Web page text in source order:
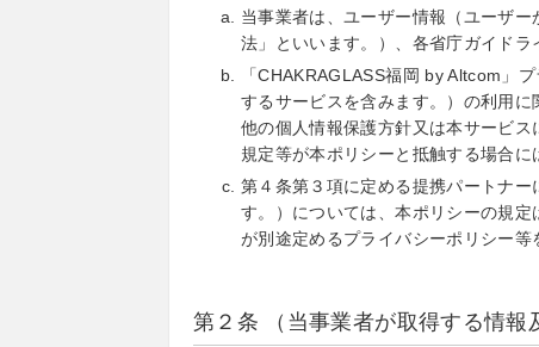
当事業者は、ユーザー情報（ユーザ
法」といいます。）、各省庁ガイドラ
「CHAKRAGLASS福岡 by Altcom」
するサービスを含みます。）の利用
他の個人情報保護方針又は本サービ
規定等が本ポリシーと抵触する場合に
第４条第３項に定める提携パートナ
す。）については、本ポリシーの規
が別途定めるプライバシーポリシー等
第２条 （当事業者が取得する情報